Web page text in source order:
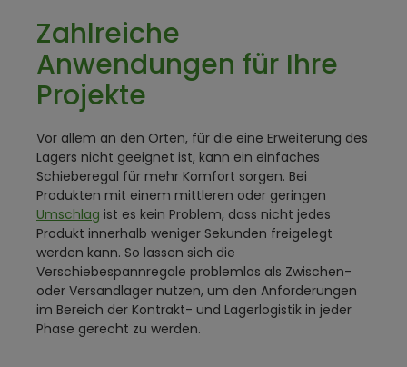
Zahlreiche
Anwendungen für Ihre
Projekte
Vor allem an den Orten, für die eine Erweiterung des
Lagers nicht geeignet ist, kann ein einfaches
Schieberegal für mehr Komfort sorgen. Bei
Produkten mit einem mittleren oder geringen
Umschlag ist es kein Problem, dass nicht jedes
Produkt innerhalb weniger Sekunden freigelegt
werden kann. So lassen sich die
Verschiebespannregale problemlos als Zwischen-
oder Versandlager nutzen, um den Anforderungen
im Bereich der Kontrakt- und Lagerlogistik in jeder
Phase gerecht zu werden.